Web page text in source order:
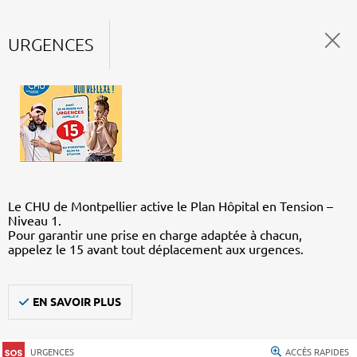
URGENCES
Le CHU de Montpellier active le Plan Hôpital en Tension –
Niveau 1.
Pour garantir une prise en charge adaptée à chacun,
appelez le 15 avant tout déplacement aux urgences.
EN SAVOIR PLUS
URGENCES ACCÈS RAPIDES